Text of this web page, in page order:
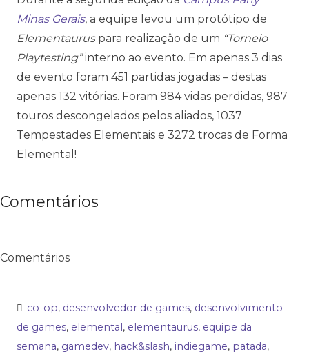
Minas Gerais, a equipe levou um protótipo de
Elementauruspara realização de um “Torneio
Playtesting”interno ao evento. Em apenas 3 dias
de evento foram 451 partidas jogadas – destas
apenas 132 vitórias. Foram 984 vidas perdidas, 987
touros descongelados pelos aliados, 1037
Tempestades Elementais e 3272 trocas de Forma
Elemental!
Comentários
Comentários
co-op, desenvolvedor de games, desenvolvimento
de games, elemental , elementaurus, equipe da
semana, gamedev, hack&slash, indiegame, patada,